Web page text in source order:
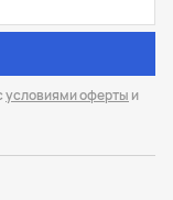
карты
условиями оферты и